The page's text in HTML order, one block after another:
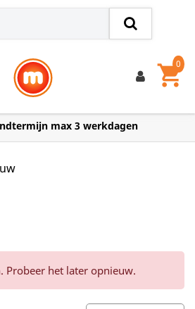
shopping_cart
0
max 3 werkdagen
Probeer het later opnieuw.